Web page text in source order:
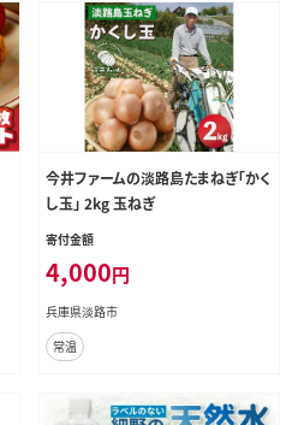
今井ファームの淡路島たまねぎ「かく
し玉」 2kg 玉ねぎ
寄付金額
4,000円
兵庫県淡路市
常温